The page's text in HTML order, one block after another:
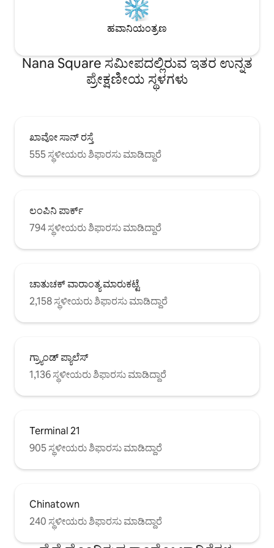
ಹವಾನಿಯಂತ್ರಣ
Nana Square ಸಮೀಪದಲ್ಲಿರುವ ಇತರ ಉನ್ನತ
ಪ್ರೇಕ್ಷಣೀಯ ಸ್ಥಳಗಳು
ಖಾವೋ ಸಾನ್ ರಸ್ತೆ
555 ಸ್ಥಳೀಯರು ಶಿಫಾರಸು ಮಾಡಿದ್ದಾರೆ
ಲಂಪಿನಿ ಪಾರ್ಕ್
794 ಸ್ಥಳೀಯರು ಶಿಫಾರಸು ಮಾಡಿದ್ದಾರೆ
ಚಾತುಚಕ್ ವಾರಾಂತ್ಯ ಮಾರುಕಟ್ಟೆ
2,158 ಸ್ಥಳೀಯರು ಶಿಫಾರಸು ಮಾಡಿದ್ದಾರೆ
ಗ್ರ್ಯಾಂಡ್ ಪ್ಯಾಲೆಸ್
1,136 ಸ್ಥಳೀಯರು ಶಿಫಾರಸು ಮಾಡಿದ್ದಾರೆ
Terminal 21
905 ಸ್ಥಳೀಯರು ಶಿಫಾರಸು ಮಾಡಿದ್ದಾರೆ
Chinatown
240 ಸ್ಥಳೀಯರು ಶಿಫಾರಸು ಮಾಡಿದ್ದಾರೆ